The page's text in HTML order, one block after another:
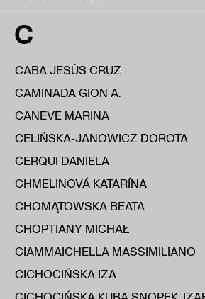
C
CABA JESÚS CRUZ
CAMINADA GION A.
CANEVE MARINA
CELIŃSKA-JANOWICZ DOROTA
CERQUI DANIELA
CHMELINOVÁ KATARÍNA
CHOMĄTOWSKA BEATA
CHOPTIANY MICHAŁ
CIAMMAICHELLA MASSIMILIANO
CICHOCIŃSKA IZA